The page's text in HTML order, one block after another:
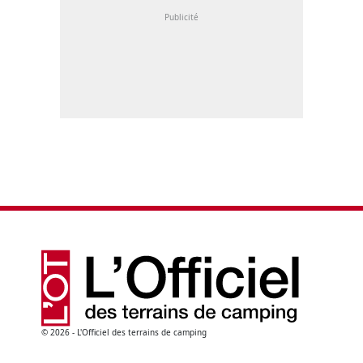
© 2026 - L'Officiel des terrains de camping